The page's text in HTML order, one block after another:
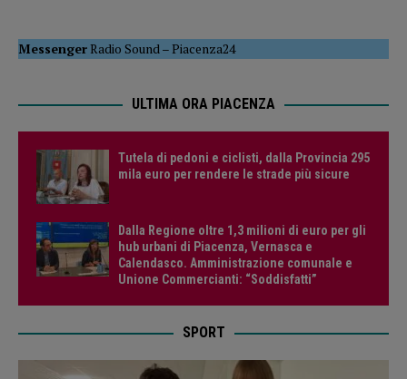
MessengerRadio Sound –Piacenza24
ULTIMA ORA PIACENZA
Tutela di pedoni e ciclisti, dalla Provincia 295
mila euro per rendere le strade più sicure
Dalla Regione oltre 1,3 milioni di euro per gli
hub urbani di Piacenza, Vernasca e
Calendasco. Amministrazione comunale e
Unione Commercianti: “Soddisfatti”
SPORT